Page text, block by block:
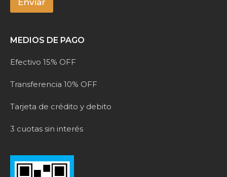
t
r
n
t
v
MEDIOS DE PAGO
Efectivo 15% OFF
Transferencia 10% OFF
Tarjeta de crédito y debito
3 cuotas sin interés